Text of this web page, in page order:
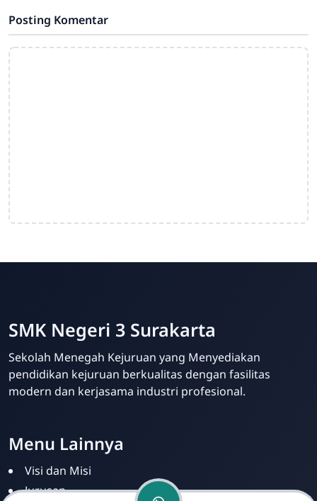
Admin Sekolah
Posting Komentar
SMK Negeri 3 Surakarta
Sekolah Menegah Kejuruan yang Menyediakan
pendidikan kejuruan berkualitas dengan fasilitas
modern dan kerjasama industri profesional.
Menu Lainnya
Visi dan Misi
Jurusan